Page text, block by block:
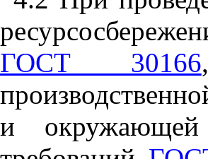
ГОСТ 30166
и окружающей